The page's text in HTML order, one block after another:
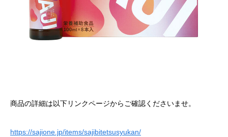
商品の詳細は以下リンクページからご確認くださいませ。
https://sajione.jp/items/sajibitetsusyukan/